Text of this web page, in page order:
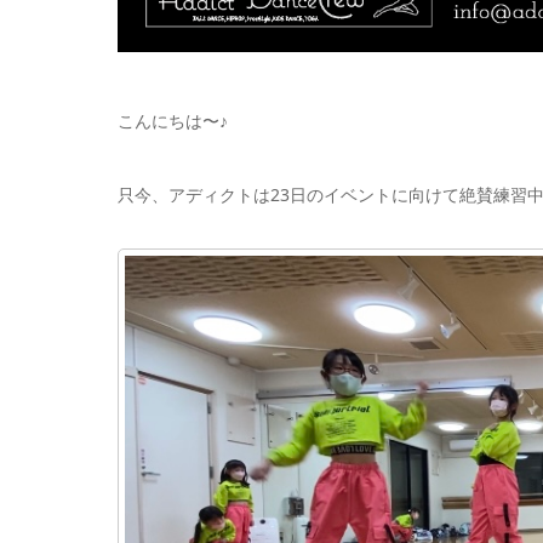
こんにちは〜♪
只今、アディクトは23日のイベントに向けて絶賛練習